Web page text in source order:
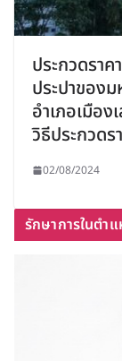
ประกวดรา
ประปาของ
อำเภอเมือ
วิธีประกวด
02/08/2024
รักษาการในตำ